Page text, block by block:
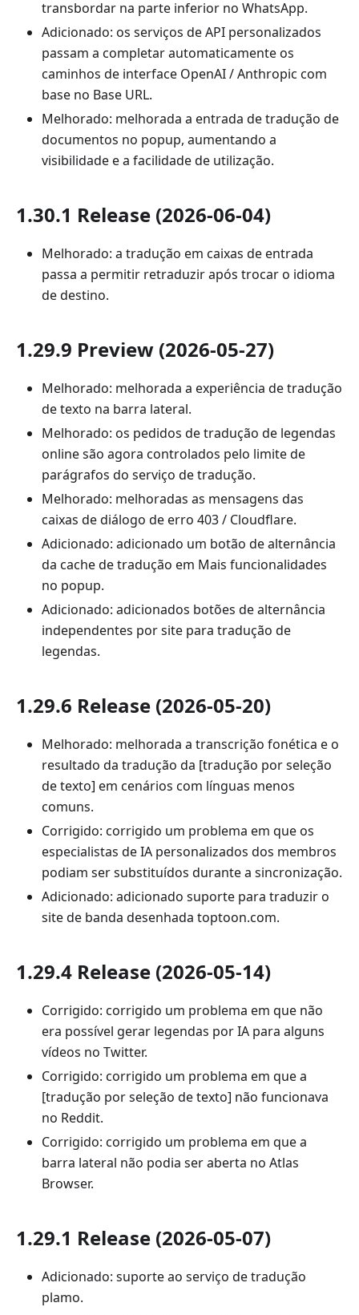
transbordar na parte inferior no WhatsApp.
Adicionado: os serviços de API personalizados
passam a completar automaticamente os
caminhos de interface OpenAI / Anthropic com
base no Base URL.
Melhorado: melhorada a entrada de tradução de
documentos no popup, aumentando a
visibilidade e a facilidade de utilização.
1.30.1 Release (2026-06-04)
Melhorado: a tradução em caixas de entrada
passa a permitir retraduzir após trocar o idioma
de destino.
1.29.9 Preview (2026-05-27)
Melhorado: melhorada a experiência de tradução
de texto na barra lateral.
Melhorado: os pedidos de tradução de legendas
online são agora controlados pelo limite de
parágrafos do serviço de tradução.
Melhorado: melhoradas as mensagens das
caixas de diálogo de erro 403 / Cloudflare.
Adicionado: adicionado um botão de alternância
da cache de tradução em Mais funcionalidades
no popup.
Adicionado: adicionados botões de alternância
independentes por site para tradução de
legendas.
1.29.6 Release (2026-05-20)
Melhorado: melhorada a transcrição fonética e o
resultado da tradução da [tradução por seleção
de texto] em cenários com línguas menos
comuns.
Corrigido: corrigido um problema em que os
especialistas de IA personalizados dos membros
podiam ser substituídos durante a sincronização.
Adicionado: adicionado suporte para traduzir o
site de banda desenhada toptoon.com.
1.29.4 Release (2026-05-14)
Corrigido: corrigido um problema em que não
era possível gerar legendas por IA para alguns
vídeos no Twitter.
Corrigido: corrigido um problema em que a
[tradução por seleção de texto] não funcionava
no Reddit.
Corrigido: corrigido um problema em que a
barra lateral não podia ser aberta no Atlas
Browser.
1.29.1 Release (2026-05-07)
Adicionado: suporte ao serviço de tradução
plamo.